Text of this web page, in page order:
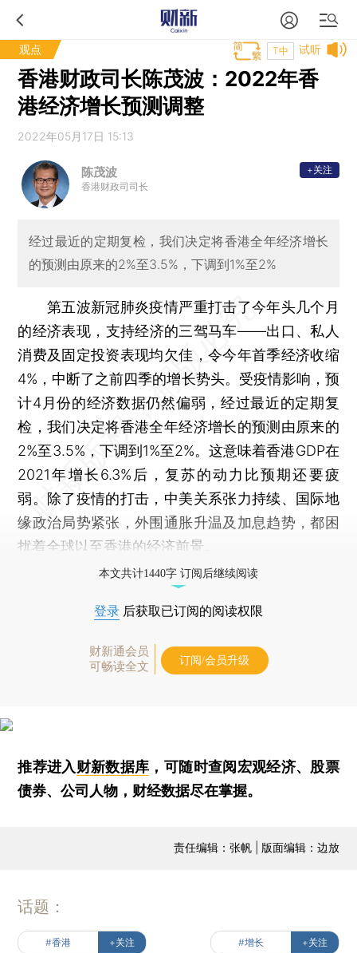
观点 试听
T中
香港财政司长陈茂波：2022年香
港经济增长预测调整
2022年05月17日 15:13
陈茂波
香港财政司司长
+关注
经过最近的定期复检，我们决定将香港全年经济增长
的预测由原来的2%至3.5%，下调到1%至2%
第五波新冠肺炎疫情严重打击了今年头几个月
的经济表现，支持经济的三驾马车——出口、私人
消费及固定投资表现均欠佳，令今年首季经济收缩
4%，中断了之前四季的增长势头。受疫情影响，预
计4月份的经济数据仍然偏弱，经过最近的定期复
检，我们决定将香港全年经济增长的预测由原来的
2%至3.5%，下调到1%至2%。这意味着香港GDP在
2021年增长6.3%后，复苏的动力比预期还要疲
弱。除了疫情的打击，中美关系张力持续、国际地
缘政治局势紧张，外围通胀升温及加息趋势，都困
扰着全球以至香港的经济前景。
本文共计1440字 订阅后继续阅读
登录 后获取已订阅的阅读权限
财新通会员
可畅读全文
订阅/会员升级
推荐进入财新数据库 ，可随时查阅宏观经济、股票
债券、公司人物，财经数据尽在掌握。
责任编辑：张帆 | 版面编辑：边放
话题：
#香港 +关注 #增长 +关注